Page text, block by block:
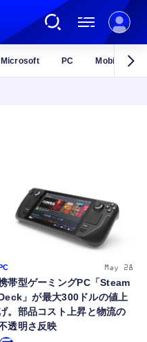
ト
ー
ア
Microsoft PC Mobile
PC May 28
帯型ゲーミングPC「Steam
」が最大300ドルの値上
。部品コスト上昇と物流の
透明さ反映